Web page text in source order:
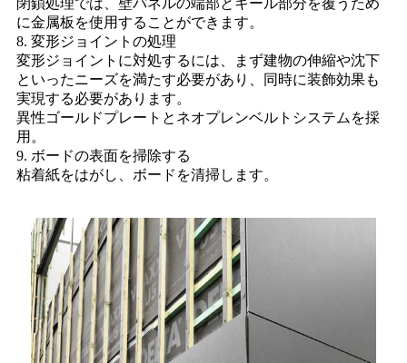
閉鎖処理では、壁パネルの端部とキール部分を覆うため
に金属板を使用することができます。
8. 変形ジョイントの処理
変形ジョイントに対処するには、まず建物の伸縮や沈下
といったニーズを満たす必要があり、同時に装飾効果も
実現する必要があります。
異性ゴールドプレートとネオプレンベルトシステムを採
用。
9. ボードの表面を掃除する
粘着紙をはがし、ボードを清掃します。